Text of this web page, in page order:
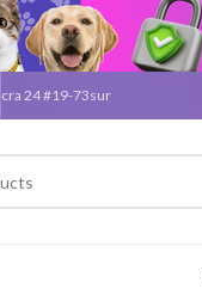
cra 24 #19-73sur